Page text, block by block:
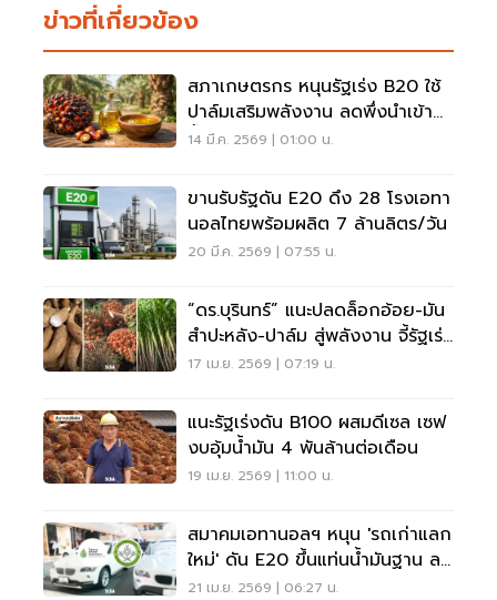
ข่าวที่เกี่ยวข้อง
สภาเกษตรกร หนุนรัฐเร่ง B20 ใช้
ปาล์มเสริมพลังงาน ลดพึ่งนำเข้า
น้ำมัน
14 มี.ค. 2569 | 01:00 น.
ขานรับรัฐดัน E20 ดึง 28 โรงเอทา
นอลไทยพร้อมผลิต 7 ล้านลิตร/วัน
20 มี.ค. 2569 | 07:55 น.
“ดร.บุรินทร์” แนะปลดล็อกอ้อย-มัน
สำปะหลัง-ปาล์ม สู่พลังงาน จี้รัฐเร่ง
ปรับนโยบาย
17 เม.ย. 2569 | 07:19 น.
แนะรัฐเร่งดัน B100 ผสมดีเซล เซฟ
งบอุ้มน้ำมัน 4 พันล้านต่อเดือน
19 เม.ย. 2569 | 11:00 น.
สมาคมเอทานอลฯ หนุน 'รถเก่าแลก
ใหม่' ดัน E20 ขึ้นแท่นน้ำมันฐาน ลด
นำเข้าเสริมพลังงานไทย
21 เม.ย. 2569 | 06:27 น.